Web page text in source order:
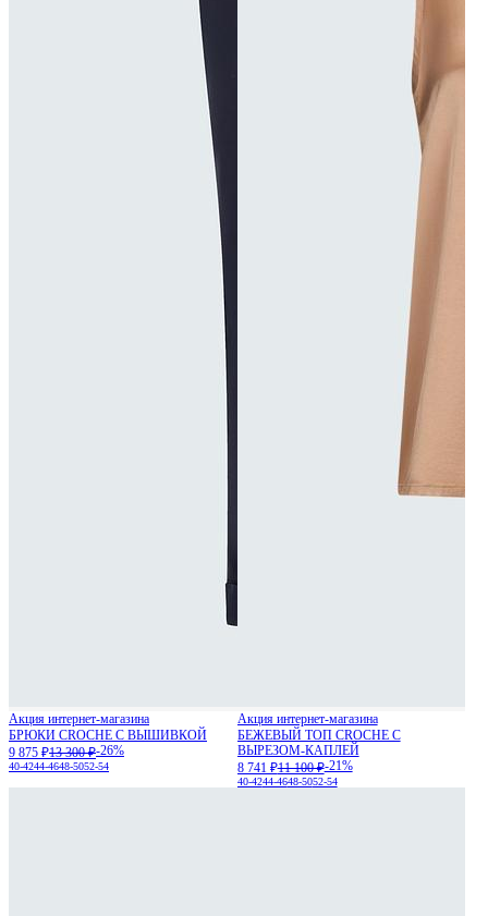
Акция интернет-магазина
БРЮКИ CROCHE С ВЫШИВКОЙ
9 875 ₽13 300 ₽-26%
40-4244-4648-5052-54
Акция интернет-магазина
БЕЖЕВЫЙ ТОП CROCHE С
ВЫРЕЗОМ-КАПЛЕЙ
8 741 ₽11 100 ₽-21%
40-4244-4648-5052-54